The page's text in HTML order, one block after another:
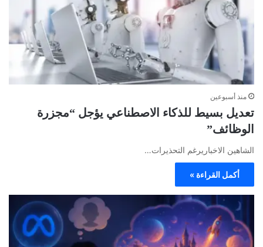
منذ أسبوعين
تعديل بسيط للذكاء الاصطناعي يؤجل “مجزرة
الوظائف”
الشاهين الاخباريرغم التحذيرات…
أكمل القراءة »